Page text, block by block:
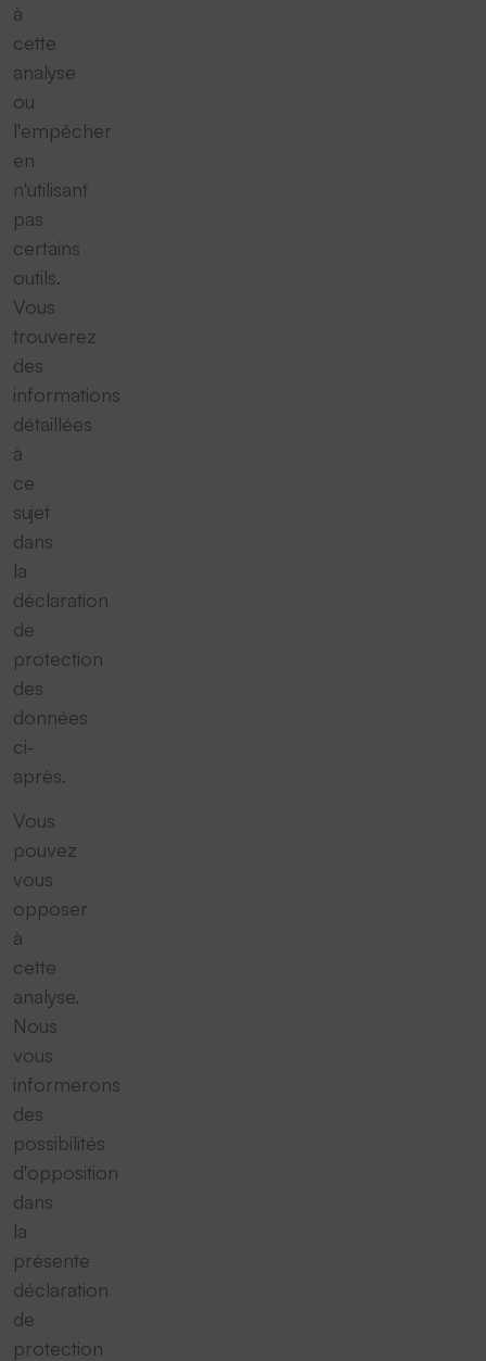
à
cette
analyse
ou
l'empêcher
en
n'utilisant
pas
certains
outils.
Vous
trouverez
des
informations
détaillées
à
ce
sujet
dans
la
déclaration
de
protection
des
données
ci-
après.
Vous
pouvez
vous
opposer
à
cette
analyse.
Nous
vous
informerons
des
possibilités
d'opposition
dans
la
présente
déclaration
de
protection